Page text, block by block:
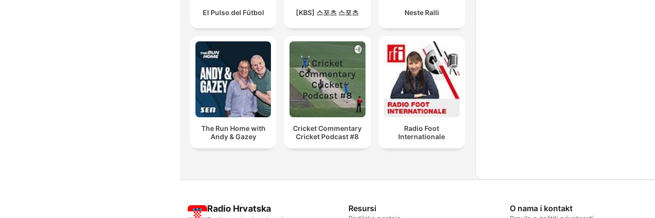
El Pulso del Fútbol [KBS] 스포츠 스포츠 Neste Ralli
The Run Home with
Andy & Gazey
Cricket Commentary
Cricket Podcast #8
Radio Foot
Internationale
Radio Hrvatska Resursi O nama i kontakt